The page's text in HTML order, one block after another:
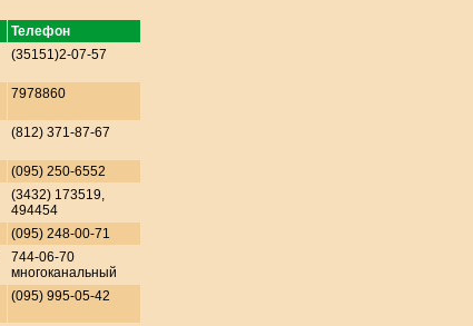
Телефон
(35151)2-07-57
7978860
(812) 371-87-67
(095) 250-6552
(3432) 173519,
494454
(095) 248-00-71
744-06-70
многоканальный
(095) 995-05-42